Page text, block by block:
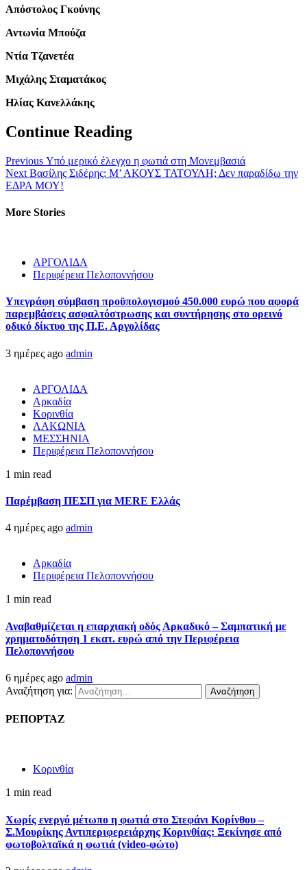
Απόστολος Γκούνης
Αντωνία Μπούζα
Ντία Τζανετέα
Μιχάλης Σταματάκος
Ηλίας Κανελλάκης
Continue Reading
Previous Υπό μερικό έλεγχο η φωτιά στη Μονεμβασιά
Next Βασίλης Σιδέρης: Μ’ ΑΚΟΥΣ ΤΑΤΟΥΛΗ; Δεν παραδίδω την
ΕΔΡΑ ΜΟΥ!
More Stories
ΑΡΓΟΛΙΔΑ
Περιφέρεια Πελοποννήσου
Υπεγράφη σύμβαση προϋπολογισμού 450.000 ευρώ που αφορά
παρεμβάσεις ασφαλτόστρωσης και συντήρησης στο ορεινό
οδικό δίκτυο της Π.Ε. Αργολίδας
3 ημέρες ago admin
ΑΡΓΟΛΙΔΑ
Αρκαδία
Κορινθία
ΛΑΚΩΝΙΑ
ΜΕΣΣΗΝΙΑ
Περιφέρεια Πελοποννήσου
1 min read
Παρέμβαση ΠΕΣΠ για MERE Ελλάς
4 ημέρες ago admin
Αρκαδία
Περιφέρεια Πελοποννήσου
1 min read
Αναβαθμίζεται η επαρχιακή οδός Αρκαδικό – Σαμπατική με
χρηματοδότηση 1 εκατ. ευρώ από την Περιφέρεια
Πελοποννήσου
6 ημέρες ago admin
Αναζήτηση για:
ΡΕΠΟΡΤΑΖ
Κορινθία
1 min read
Χωρίς ενεργό μέτωπο η φωτιά στο Στεφάνι Κορίνθου –
Σ.Μουρίκης Αντιπεριφερειάρχης Κορινθίας: Ξεκίνησε από
φωτοβολταϊκά η φωτιά (video-φώτο)